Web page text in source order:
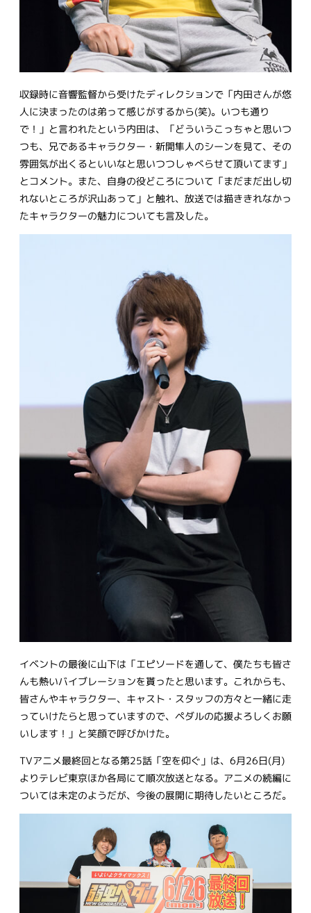
収録時に音響監督から受けたディレクションで「内田さんが悠
人に決まったのは弟って感じがするから(笑)。いつも通り
で！」と言われたという内田は、「どういうこっちゃと思いつ
つも、兄であるキャラクター・新開隼人のシーンを見て、その
雰囲気が出くるといいなと思いつつしゃべらせて頂いてます」
とコメント。また、自身の役どころについて「まだまだ出し切
れないところが沢山あって」と触れ、放送では描ききれなかっ
たキャラクターの魅力についても言及した。
イベントの最後に山下は「エピソードを通して、僕たちも皆さ
んも熱いバイブレーションを貰ったと思います。これからも、
皆さんやキャラクター、キャスト・スタッフの方々と一緒に走
っていけたらと思っていますので、ペダルの応援よろしくお願
いします！」と笑顔で呼びかけた。
TVアニメ最終回となる第25話「空を仰ぐ」は、6月26日(月)
よりテレビ東京ほか各局にて順次放送となる。アニメの続編に
ついては未定のようだが、今後の展開に期待したいところだ。